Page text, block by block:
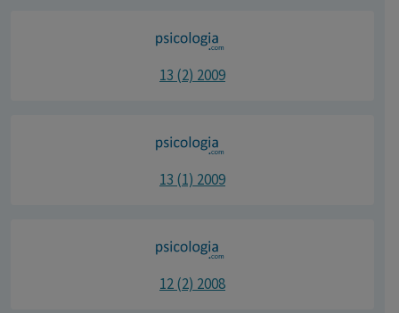
13 (2) 2009
13 (1) 2009
12 (2) 2008